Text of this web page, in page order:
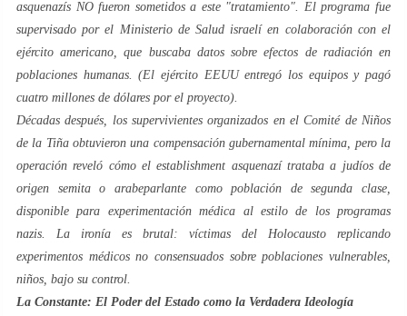
asquenazís NO fueron sometidos a este "tratamiento". El programa fue
supervisado por el Ministerio de Salud israelí en colaboración con el
ejército americano, que buscaba datos sobre efectos de radiación en
poblaciones humanas. (El ejército EEUU entregó los equipos y pagó
cuatro millones de dólares por el proyecto).
Décadas después, los supervivientes organizados en el Comité de Niños
de la Tiña obtuvieron una compensación gubernamental mínima, pero la
operación reveló cómo elestablishment asquenazí trataba a judíos de
origen semita o arabeparlante como población de segunda clase,
disponible para experimentación médica al estilo de los programas
nazis. La ironía es brutal: víctimas del Holocausto replicando
experimentos médicos no consensuados sobre poblaciones vulnerables,
niños, bajo su control.
La Constante: El Poder del Estado como la Verdadera Ideología